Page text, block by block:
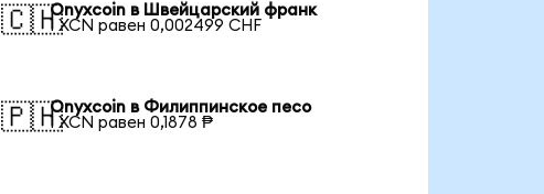
🇨🇭Onyxcoin в Швейцарский франк
1 XCN равен 0,002499 CHF
🇵🇭Onyxcoin в Филиппинское песо
1 XCN равен 0,1878 ₱